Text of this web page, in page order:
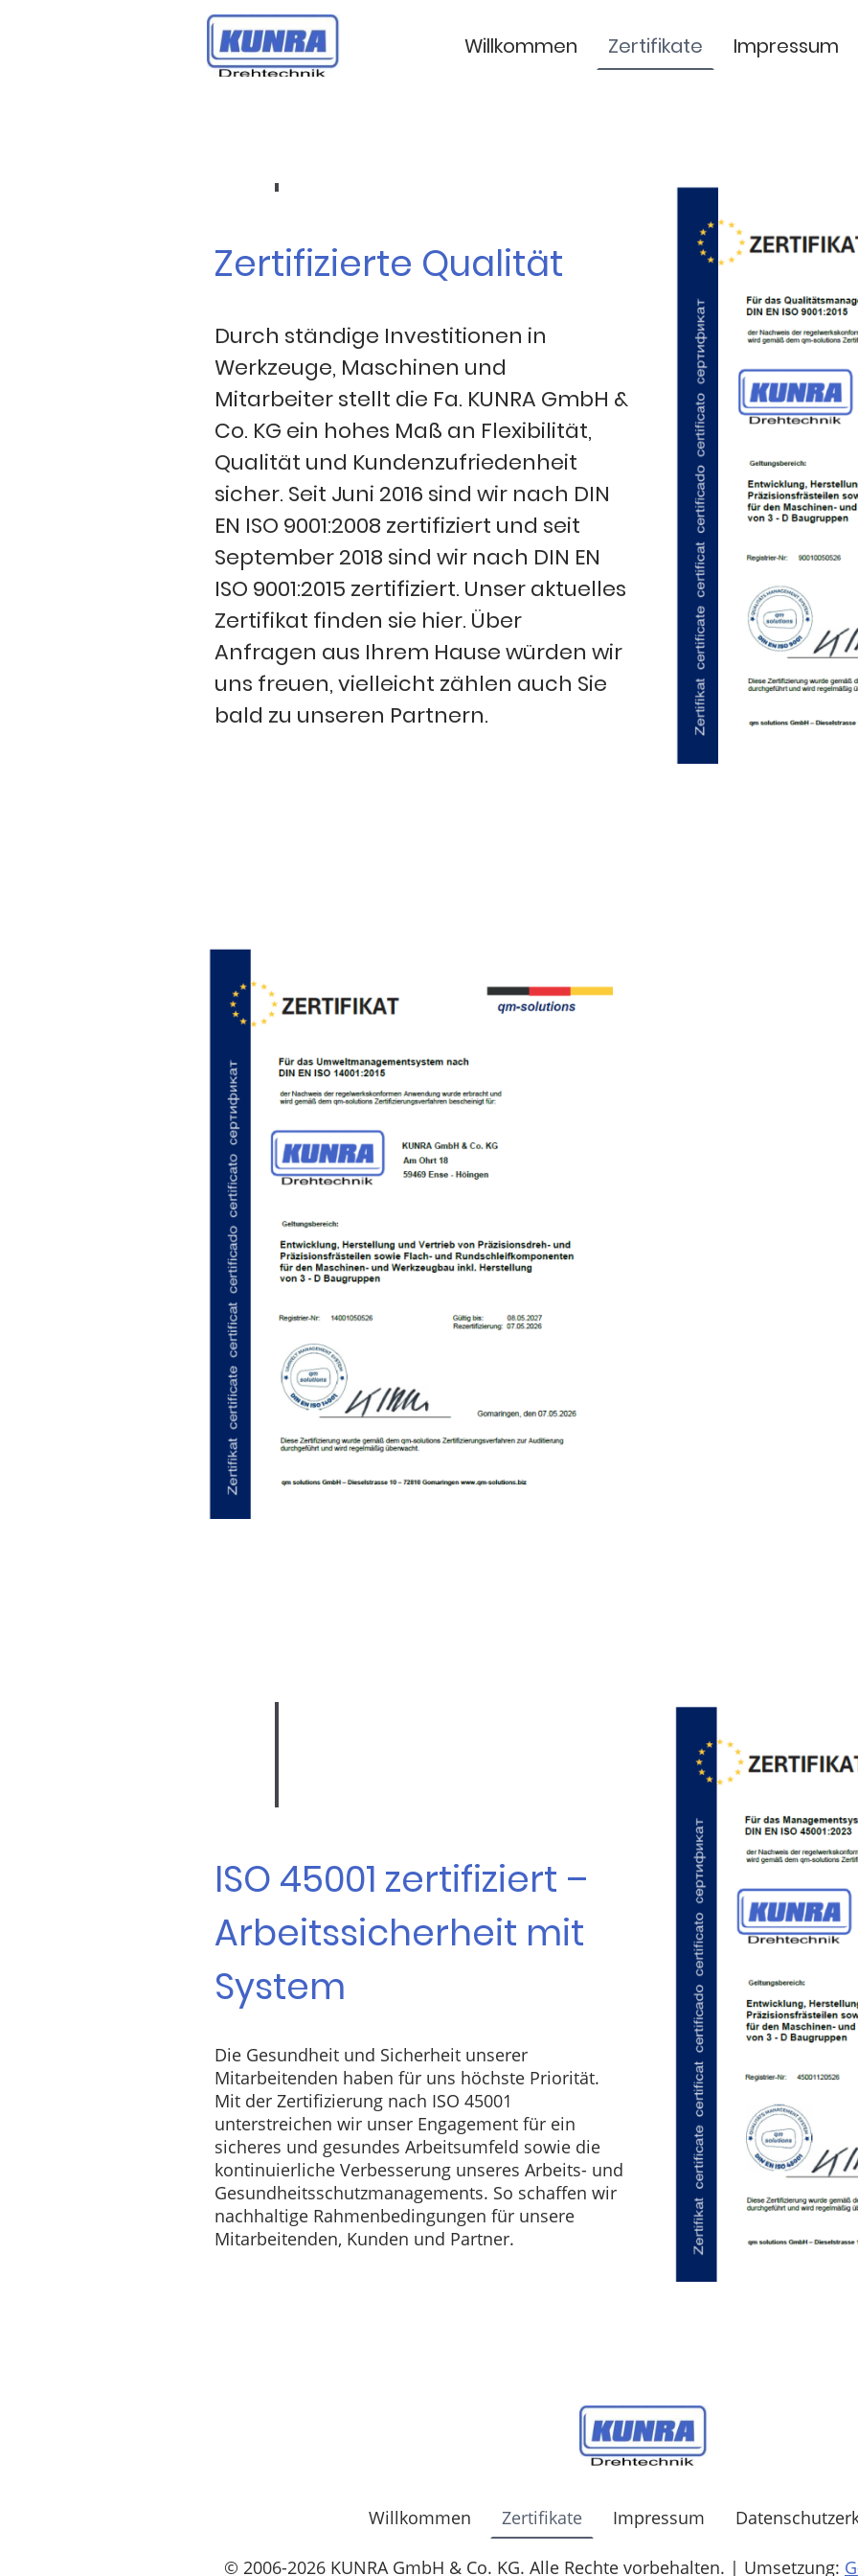
Willkommen Zertifikate Impressum
Zertifizierte Qualität
Durch ständige Investitionen in
Werkzeuge, Maschinen und
Mitarbeiter stellt die Fa. KUNRA GmbH &
Co. KG ein hohes Maß an Flexibilität,
Qualität und Kundenzufriedenheit
sicher. Seit Juni 2016 sind wir nach DIN
EN ISO 9001:2008 zertifiziert und seit
September 2018 sind wir nach DIN EN
ISO 9001:2015 zertifiziert. Unser aktuelles
Zertifikat finden sie hier. Über
Anfragen aus Ihrem Hause würden wir
uns freuen, vielleicht zählen auch Sie
bald zu unseren Partnern.
ISO 45001 zertifiziert –
Arbeitssicherheit mit
System
Die Gesundheit und Sicherheit unserer
Mitarbeitenden haben für uns höchste Priorität.
Mit der Zertifizierung nach ISO 45001
unterstreichen wir unser Engagement für ein
sicheres und gesundes Arbeitsumfeld sowie die
kontinuierliche Verbesserung unseres Arbeits- und
Gesundheitsschutzmanagements. So schaffen wir
nachhaltige Rahmenbedingungen für unsere
Mitarbeitenden, Kunden und Partner.
Willkommen Zertifikate Impressum
© 2006-2026 KUNRA GmbH & Co. KG. Alle Rechte vorbehalten. | Umsetzung: